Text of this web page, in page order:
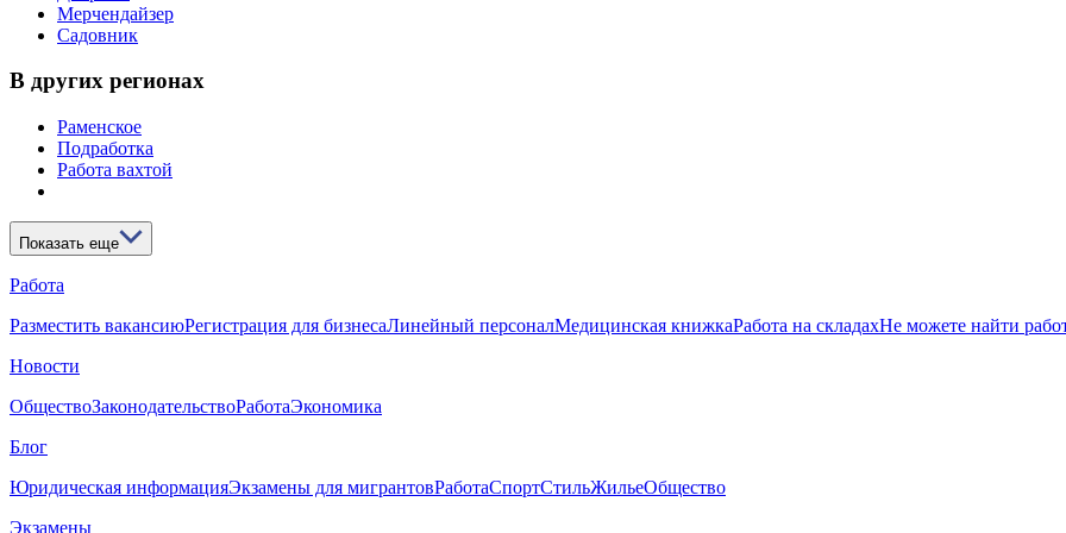
Мерчендайзер
Садовник
В других регионах
Раменское
Подработка
Работа вахтой
Показать еще
Работа
Разместить вакансиюРегистрация для бизнесаЛинейный персоналМедицинская книжкаРабота на складахНе можете найти
Новости
ОбществоЗаконодательствоРаботаЭкономика
Блог
Юридическая информацияЭкзамены для мигрантовРаботаСпортСтильЖильеОбщество
Экзамены